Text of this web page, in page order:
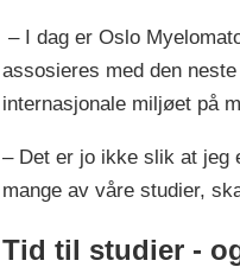
– I dag er Oslo
assosieres med den
internasjonale miljøet på
– Det er jo ikke slik at jeg
mange av våre studier,
Tid til studier -